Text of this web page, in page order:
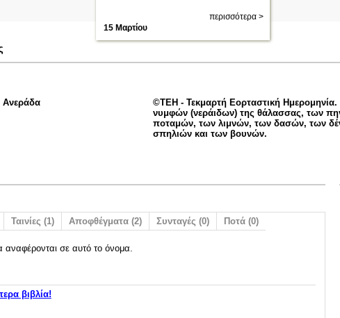
περισσότερα >
15 Μαρτίου
©ΤΕΗ - Τεκμαρτή Εορταστική
νυμφών (νεράιδων) της θάλασσας, των
ποταμών, των λιμνών, των δασών, των
σπηλιών και των βουνών.
Ταινίες (1) Αποφθέγματα (2) Συνταγές (0) Ποτά (0)
σε αυτό το όνομα.
βιβλία!